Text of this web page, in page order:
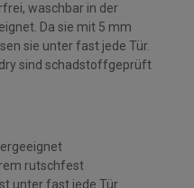
waschbar in der
Da sie mit 5 mm
sie unter fast jede Tür.
sind schadstoffgeprüft
rutschfest
unter fast jede Tür